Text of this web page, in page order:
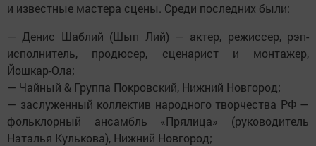
и известные мастера сцены. Среди последних были:
— Денис Шаблий (Шып Лий) — актер, режиссер, рэп-
исполнитель, продюсер, сценарист и монтажер,
Йошкар-Ола;
— Чайный & Группа Покровский, Нижний Новгород;
— заслуженный коллектив народного творчества РФ —
фольклорный ансамбль «Прялица» (руководитель
Наталья Кулькова), Нижний Новгород;